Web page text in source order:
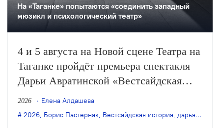
На «Таганке» попытаются «соединить западный
мюзикл и психологический театр»
4 и 5 августа на Новой сцене Театра на
Таганке пройдёт премьера спектакля
Дарьи Авратинской «Вестсайдская
история».
2026
Елена Алдашева
2026, Борис Пастернак, Вестсайдская история, дарья авратинская